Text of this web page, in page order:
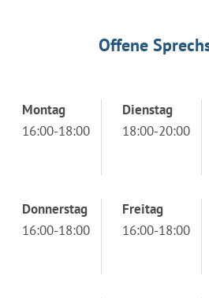
Offene
Montag
16:00-18:00
Dienstag
18:00-20:00
Donnerstag
16:00-18:00
Freitag
16:00-18:00